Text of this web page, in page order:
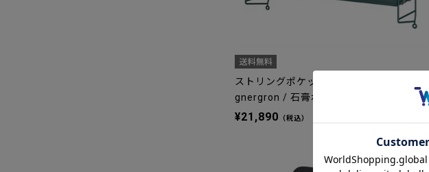
ストリングポケット テグネルグリョン Te
gnergron / 石膏ボードアンカー付き
¥21,890 （税込）